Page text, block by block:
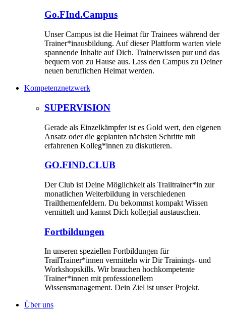
Go.FInd.Campus
Unser Campus ist die Heimat für Trainees während der
Trainer*inausbildung. Auf dieser Plattform warten viele
spannende Inhalte auf Dich. Trainerwissen pur und das
bequem von zu Hause aus. Lass den Campus zu Deiner
neuen beruflichen Heimat werden.
Kompetenznetzwerk
SUPERVISION
Gerade als Einzelkämpfer ist es Gold wert, den eigenen
Ansatz oder die geplanten nächsten Schritte mit
erfahrenen Kolleg*innen zu diskutieren.
GO.FIND.CLUB
Der Club ist Deine Möglichkeit als Trailtrainer*in zur
monatlichen Weiterbildung in verschiedenen
Trailthemenfeldern. Du bekommst kompakt Wissen
vermittelt und kannst Dich kollegial austauschen.
Fortbildungen
In unseren speziellen Fortbildungen für
TrailTrainer*innen vermitteln wir Dir Trainings- und
Workshopskills. Wir brauchen hochkompetente
Trainer*innen mit professionellem
Wissensmanagement. Dein Ziel ist unser Projekt.
Über uns